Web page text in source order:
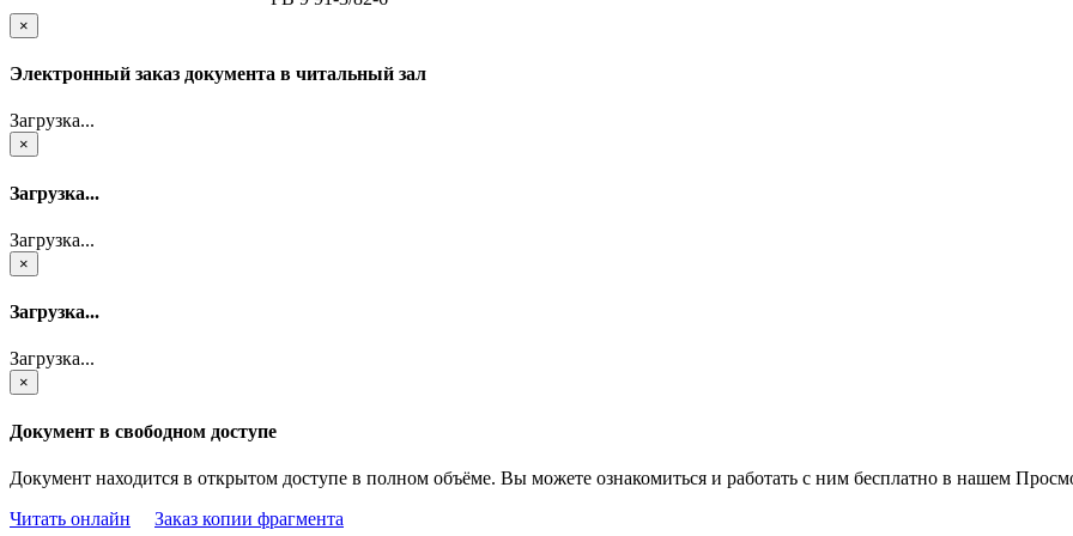
×
Электронный заказ документа в читальный зал
Загрузка...
×
Загрузка...
Загрузка...
×
Загрузка...
Загрузка...
×
Документ в свободном доступе
Документ находится в открытом доступе в полном объёме. Вы можете ознакомиться и работать с ним бесплатно в нашем
Читать онлайн
Заказ копии фрагмента